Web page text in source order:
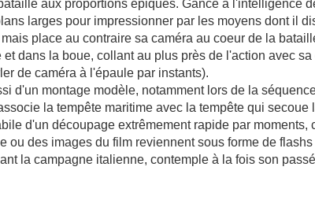
aux proportions épiques. Gance a l'intelligence
larges pour impressionner par les moyens dont il
place au contraire sa caméra au coeur de la
dans la boue, collant au plus près de l'action avec sa
de caméra à l'épaule par instants).
d'un montage modèle, notamment lors de la
la tempête maritime avec la tempête qui secoue
d'un découpage extrêmement rapide par moments,
ou des images du film reviennent sous forme de
la campagne italienne, contemple à la fois son